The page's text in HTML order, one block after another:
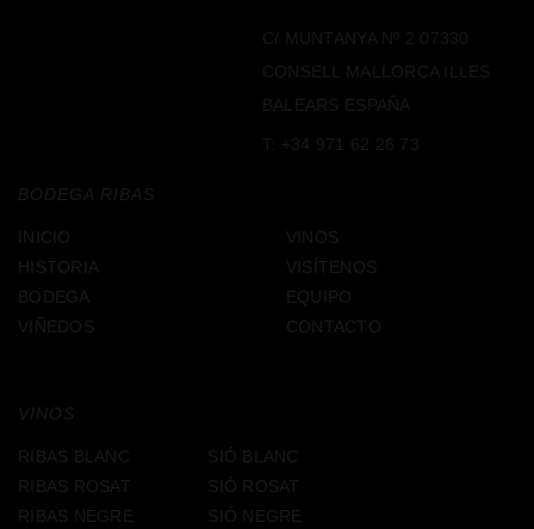
BODEGA RIBAS
INICIO
HISTORIA
BODEGA
VIÑEDOS
VINOS
VISÍTENOS
EQUIPO
CONTACTO
VINOS
RIBAS BLANC
RIBAS ROSAT
RIBAS NEGRE
SIÓ BLANC
SIÓ ROSAT
SIÓ NEGRE